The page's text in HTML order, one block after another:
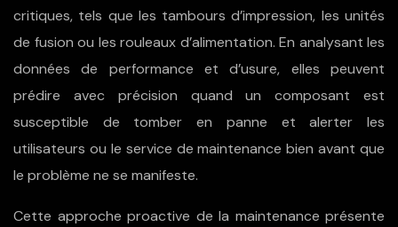
critiques, tels que les tambours d’impression, les unités
de fusion ou les rouleaux d’alimentation. En analysant les
données de performance et d’usure, elles peuvent
prédire avec précision quand un composant est
susceptible de tomber en panne et alerter les
utilisateurs ou le service de maintenance bien avant que
le problème ne se manifeste.
Cette approche proactive de la maintenance présente